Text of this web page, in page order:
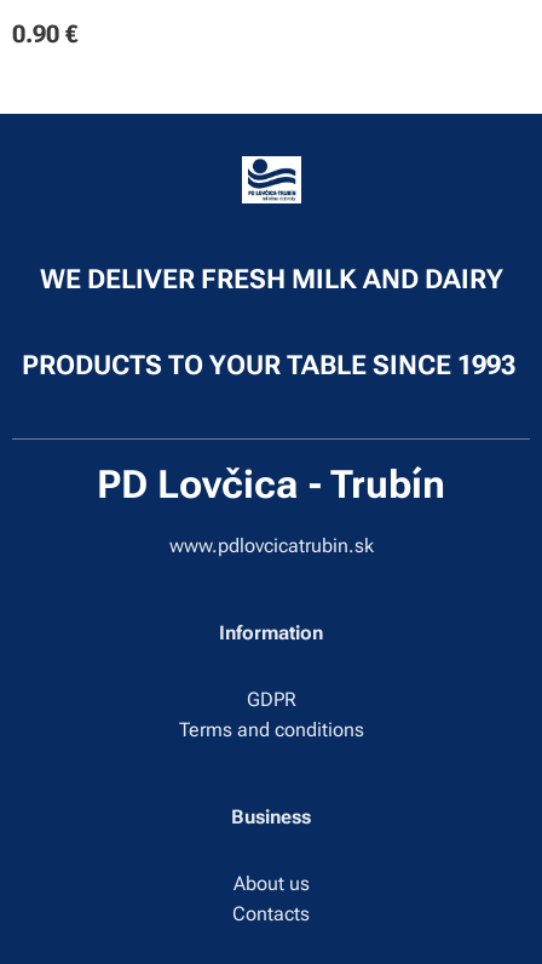
0.90 €
WE DELIVER FRESH MILK AND DAIRY
PRODUCTS TO YOUR TABLE SINCE 1993
PD Lovčica - Trubín
www.pdlovcicatrubin.sk
Information
GDPR
Terms and conditions
Business
About us
Contacts